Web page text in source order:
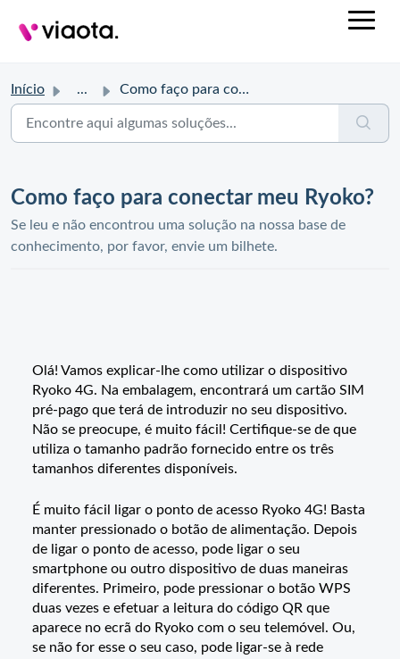
Início ... Como faço para conectar meu Ryoko?
Como faço para conectar meu Ryoko?
Se leu e não encontrou uma solução na nossa base de
conhecimento, por favor, envie um bilhete.
Olá! Vamos explicar-lhe como utilizar o dispositivo
Ryoko 4G. Na embalagem, encontrará um cartão SIM
pré-pago que terá de introduzir no seu dispositivo.
Não se preocupe, é muito fácil! Certifique-se de que
utiliza o tamanho padrão fornecido entre os três
tamanhos diferentes disponíveis.
É muito fácil ligar o ponto de acesso Ryoko 4G! Basta
manter pressionado o botão de alimentação. Depois
de ligar o ponto de acesso, pode ligar o seu
smartphone ou outro dispositivo de duas maneiras
diferentes. Primeiro, pode pressionar o botão WPS
duas vezes e efetuar a leitura do código QR que
aparece no ecrã do Ryoko com o seu telemóvel. Ou,
se não for esse o seu caso, pode ligar-se à rede